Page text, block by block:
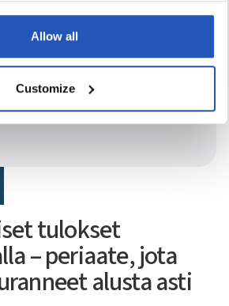
Allow all
Customize
asti.
tulokset
– periaate, jota
alusta asti